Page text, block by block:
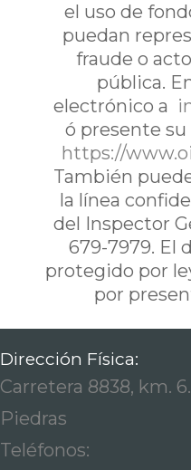
el uso de
puedan
fraude o
pública.
electrónico a
ó presente su
https://
También
la línea
del Inspector
679-7979. El
protegido por
por
Dirección Física:
Carretera 8838, km.
Piedras
Teléfonos: